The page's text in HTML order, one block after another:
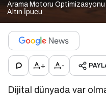
Arama Motoru
Altın İpucu
+ -
Dijital dünyada var